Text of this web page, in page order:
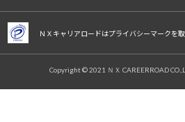
ＮＸキャリアロードはプライバシーマークを取
Copyright © 2021 ＮＸ CAREERROAD